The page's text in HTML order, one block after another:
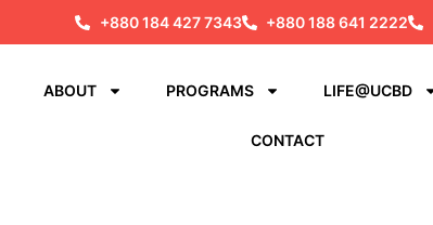
+880 184 427 7343 +880 188 641 2222
ABOUT PROGRAMS LIFE@UCBD
CONTACT